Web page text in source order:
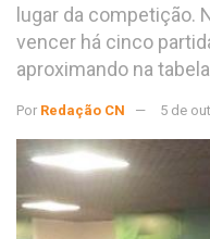
lugar da competição.
vencer há cinco
aproximando na tabela
Por Redação CN 5 de